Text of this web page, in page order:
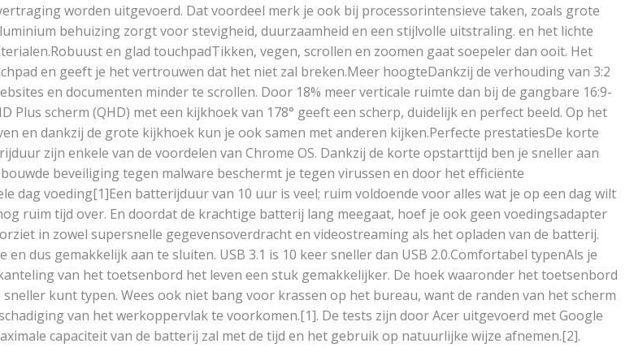
worden uitgevoerd. Dat voordeel merk je ook bij processorintensieve taken, zoals grote
behuizing zorgt voor stevigheid, duurzaamheid en een stijlvolle uitstraling. en het lichte
en glad touchpadTikken, vegen, scrollen en zoomen gaat soepeler dan ooit. Het
en geeft je het vertrouwen dat het niet zal breken.Meer hoogteDankzij de verhouding van 3:2
en documenten minder te scrollen. Door 18% meer verticale ruimte dan bij de gangbare 16:9-
Plus scherm (QHD) met een kijkhoek van 178° geeft een scherp, duidelijk en perfect beeld. Op het
en dankzij de grote kijkhoek kun je ook samen met anderen kijken.Perfecte prestatiesDe korte
zijn enkele van de voordelen van Chrome OS. Dankzij de korte opstarttijd ben je sneller aan
beveiliging tegen malware beschermt je tegen virussen en door het efficiënte
dag voeding[1]Een batterijduur van 10 uur is veel; ruim voldoende voor alles wat je op een dag wilt
ruim tijd over. En doordat de krachtige batterij lang meegaat, hoef je ook geen voedingsadapter
in zowel supersnelle gegevensoverdracht en videostreaming als het opladen van de batterij.
dus gemakkelijk aan te sluiten. USB 3.1 is 10 keer sneller dan USB 2.0.Comfortabel typenAls je
van het toetsenbord het leven een stuk gemakkelijker. De hoek waaronder het toetsenbord
kunt typen. Wees ook niet bang voor krassen op het bureau, want de randen van het scherm
van het werkoppervlak te voorkomen.[1]. De tests zijn door Acer uitgevoerd met Google
capaciteit van de batterij zal met de tijd en het gebruik op natuurlijke wijze afnemen.[2].